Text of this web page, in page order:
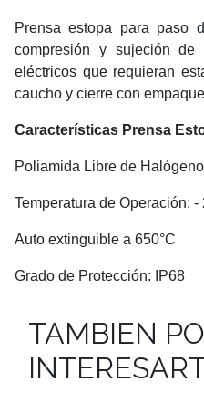
Prensa estopa para paso
compresión y sujeción
eléctricos que requieran
caucho y cierre con
Características Prensa
Poliamida Libre de
Temperatura de Operación: -
Auto extinguible a 650°C
Grado de Protección: IP68
TAMBIEN